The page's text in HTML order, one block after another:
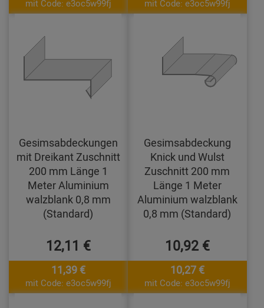
mit Code: e3oc5w99fj mit Code: e3oc5w99fj
Gesimsabdeckungen
mit Dreikant Zuschnitt
200 mm Länge 1
Meter Aluminium
walzblank 0,8 mm
(Standard)
12,11 €
11,39 €
mit Code: e3oc5w99fj
Gesimsabdeckung
Knick und Wulst
Zuschnitt 200 mm
Länge 1 Meter
Aluminium walzblank
0,8 mm (Standard)
10,92 €
10,27 €
mit Code: e3oc5w99fj